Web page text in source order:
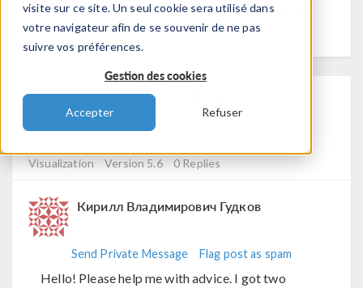
visite sur ce site. Un seul cookie sera utilisé dans
votre navigateur afin de se souvenir de ne pas
suivre vos préférences.
Gestion des cookies
Accepter Refuser
closed. To start a new discussion with a link
back to this one, click here.
Graph Markers Data
Comparison
Visualization
Version 5.6 0 Replies
Кирилл Владимирович Гудков
Send Private Message Flag post as spam
Hello! Please help me with advice. I got two